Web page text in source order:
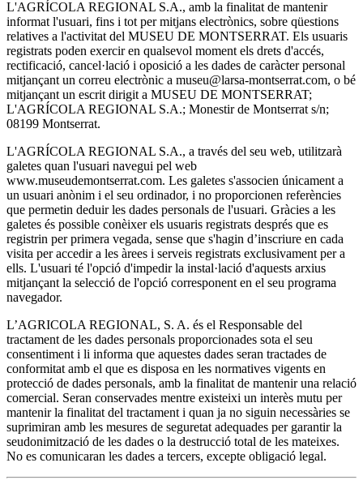
L'AGRÍCOLA REGIONAL S.A., amb la finalitat de mantenir
informat l'usuari, fins i tot per mitjans electrònics, sobre qüestions
relatives a l'activitat del MUSEU DE MONTSERRAT. Els usuaris
registrats poden exercir en qualsevol moment els drets d'accés,
rectificació, cancel·lació i oposició a les dades de caràcter personal
mitjançant un correu electrònic a museu@larsa-montserrat.com, o bé
mitjançant un escrit dirigit a MUSEU DE MONTSERRAT;
L'AGRÍCOLA REGIONAL S.A.; Monestir de Montserrat s/n;
08199 Montserrat.
L'AGRÍCOLA REGIONAL S.A., a través del seu web, utilitzarà
galetes quan l'usuari navegui pel web
www.museudemontserrat.com. Les galetes s'associen únicament a
un usuari anònim i el seu ordinador, i no proporcionen referències
que permetin deduir les dades personals de l'usuari. Gràcies a les
galetes és possible conèixer els usuaris registrats després que es
registrin per primera vegada, sense que s'hagin d’inscriure en cada
visita per accedir a les àrees i serveis registrats exclusivament per a
ells. L'usuari té l'opció d'impedir la instal·lació d'aquests arxius
mitjançant la selecció de l'opció corresponent en el seu programa
navegador.
L’AGRICOLA REGIONAL, S. A. és el Responsable del
tractament de les dades personals proporcionades sota el seu
consentiment i li informa que aquestes dades seran tractades de
conformitat amb el que es disposa en les normatives vigents en
protecció de dades personals, amb la finalitat de mantenir una relació
comercial. Seran conservades mentre existeixi un interès mutu per
mantenir la finalitat del tractament i quan ja no siguin necessàries se
suprimiran amb les mesures de seguretat adequades per garantir la
seudonimització de les dades o la destrucció total de les mateixes.
No es comunicaran les dades a tercers, excepte obligació legal.